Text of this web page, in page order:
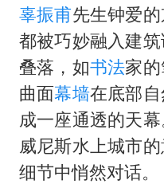
辜振甫先生钟爱
都被巧妙融入建
叠落，如书法家
曲面幕墙在底部
成一座通透的天
威尼斯水上城市
细节中悄然对话。